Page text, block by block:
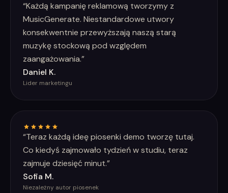
“Każdą kampanię reklamową tworzymy z
MusicGenerate. Niestandardowe utwory
konsekwentnie przewyższają naszą starą
muzykę stockową pod względem
zaangażowania.”
Daniel K.
Lider marketingu
“Teraz każdą ideę piosenki demo tworzę tutaj.
Co kiedyś zajmowało tydzień w studiu, teraz
zajmuje dziesięć minut.”
Sofia M.
Niezależny autor piosenek